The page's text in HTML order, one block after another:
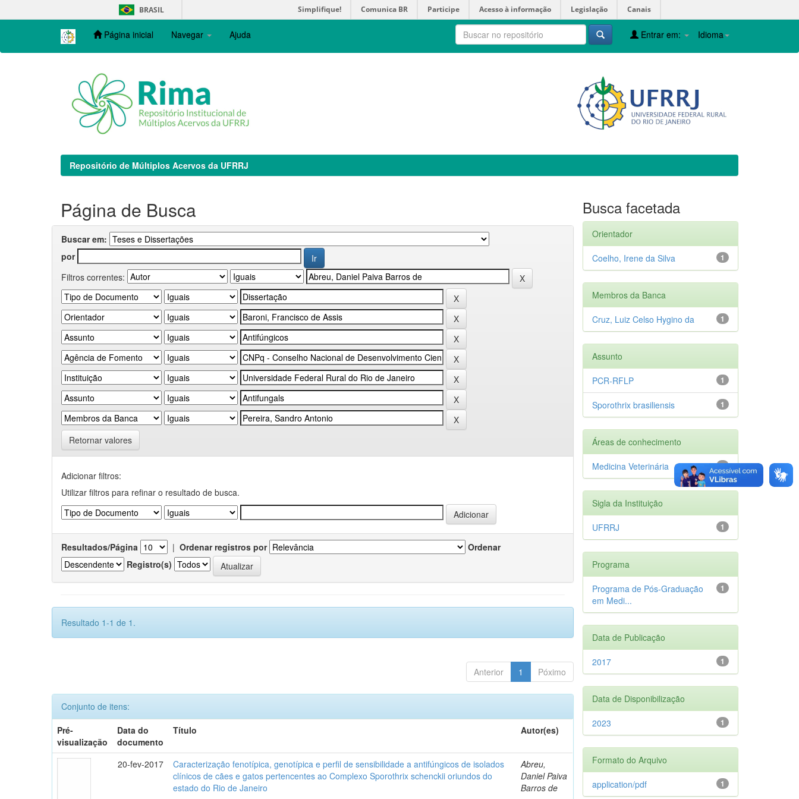
navigation
BRASIL Simplifique! Comunica BR Participe Acesso à informação Legislação Canais
Página inicial Navegar Ajuda Idioma
Entrar em:
Repositório de Múltiplos Acervos da UFRRJ
Página de Busca
Buscar em:
por
Filtros correntes:
Retornar valores
Adicionar filtros:
Utilizar filtros para refinar o resultado de busca.
Resultados/Página | Ordenar registros por
Ordenar
Registro(s)
Resultado 1-1 de 1.
Anterior 1 Póximo
Conjunto de itens:
Pré-
visualização
Data do
documento
Título Autor(es)
20-fev-2017
Caracterização fenotípica, genotípica e perfil de sensibilidade a antifúngicos de isolados
clínicos de cães e gatos pertencentes ao Complexo Sporothrix schenckii oriundos do
estado do Rio de Janeiro
Abreu,
Daniel Paiva
Barros de
Busca facetada
Orientador
1
Coelho, Irene da Silva
Membros da Banca
1
Cruz, Luiz Celso Hygino da
Assunto
1
PCR-RFLP
1
Sporothrix brasiliensis
Áreas de conhecimento
1
Medicina Veterinária
Sigla da Instituição
1
UFRRJ
Programa
1
Programa de Pós-Graduação
em Medi...
Data de Publicação
1
2017
Data de Disponibilização
1
2023
Formato do Arquivo
1
application/pdf